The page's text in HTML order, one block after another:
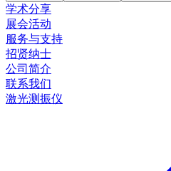
学术分享
展会活动
服务与支持
招贤纳士
公司简介
联系我们
激光测振仪